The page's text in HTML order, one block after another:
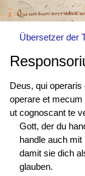
Übersetzer der
Deus, qui
operare et mecum
ut cognoscant te
Gott, der du
handle auch mit
damit sie dich
glauben.